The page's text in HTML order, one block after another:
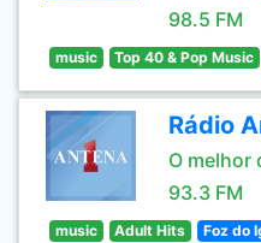
98.5 FM
music Top 40 & Pop Music
Rádio
O melhor
93.3 FM
music Adult Hits Foz do